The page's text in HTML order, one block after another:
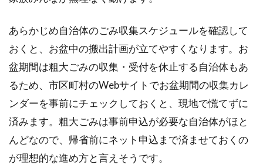
あらかじめ自治体のごみ収集スケジュールを確認して
おくと、お盆中の搬出計画が立てやすくなります。お
盆期間は粗大ごみの収集・受付を休止する自治体もあ
るため、市区町村のWebサイトでお盆期間の収集カレ
ンダーを事前にチェックしておくと、現地で慌てずに
済みます。粗大ごみは事前申込が必要な自治体がほと
んどなので、帰省前にネット申込まで済ませておくの
が理想的な進め方と言えそうです。